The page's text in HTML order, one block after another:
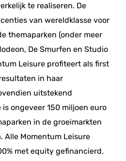
te realiseren. De
van wereldklasse voor
themaparken (onder meer
De Smurfen en Studio
Leisure profiteert als first
in haar
uitstekend
ongeveer 150 miljoen euro
in de groeimarkten
Alle Momentum Leisure
met equity gefinancierd.